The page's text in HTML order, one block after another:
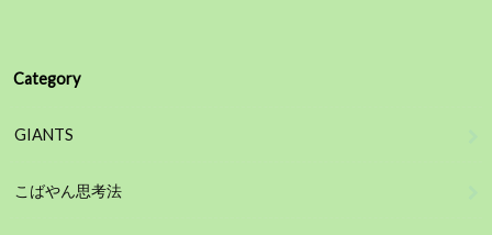
Category
GIANTS
こばやん思考法